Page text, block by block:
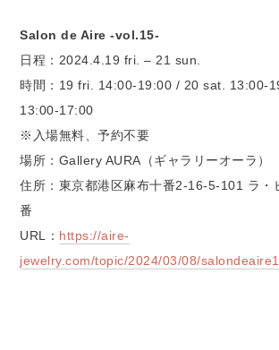
Salon de Aire -vol.15-
日程：2024.4.19 fri. – 21 sun.
時間：19 fri. 14:00-19:00 / 20 sat. 13:00-
13:00-17:00
※入場無料、予約不要
場所：Gallery AURA（ギャラリーオーラ）
住所：東京都港区麻布十番2-16-5-101 ラ・
番
URL： https://aire-
jewelry.com/topic/2024/03/08/